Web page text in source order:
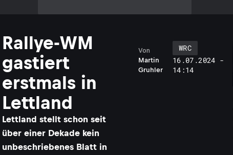
Rallye-WM
gastiert
erstmals in
Lettland
Lettland stellt schon seit
über einer Dekade kein
unbeschriebenes Blatt in
Martin
Gruhler
Von
WRC
16.07.2024 -
14:14